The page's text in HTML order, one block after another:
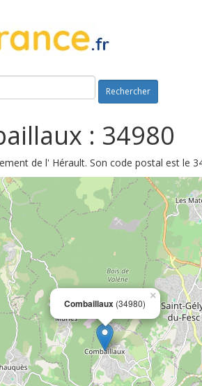
Rechercher
: 34980
de l' Hérault. Son code postal est le
Combaillaux (34980)
×